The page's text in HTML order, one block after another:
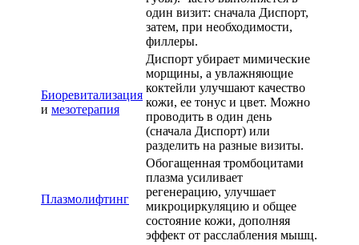
один визит: сначала Диспорт,
затем, при необходимости,
филлеры.
Биоревитализация
и мезотерапия
Диспорт убирает мимические
морщины, а увлажняющие
коктейли улучшают качество
кожи, ее тонус и цвет. Можно
проводить в один день
(сначала Диспорт) или
разделить на разные визиты.
Плазмолифтинг
Обогащенная тромбоцитами
плазма усиливает
регенерацию, улучшает
микроциркуляцию и общее
состояние кожи, дополняя
эффект от расслабления мышц.